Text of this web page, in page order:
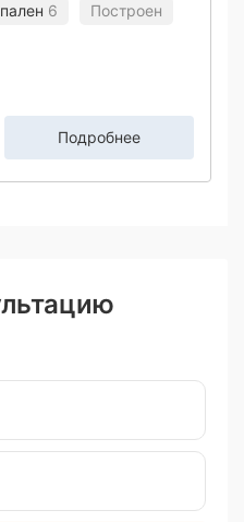
6 Построен
Подробнее